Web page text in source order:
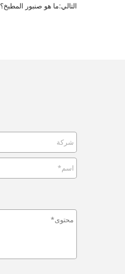
التالي:ما هو صنبور المطبخ؟